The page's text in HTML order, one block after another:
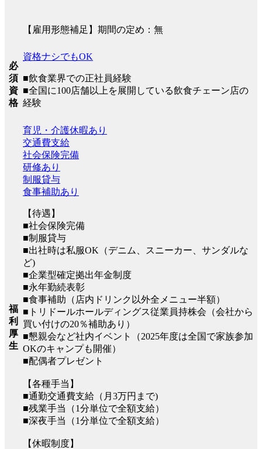
【雇用形態補足】期間の定め：無
必
須
資
格
資格ナシでもOK
■飲食業界での正社員経験
■全国に100店舗以上を展開している飲食チェーン店の
経験
福
利
厚
生
育児・介護休暇あり
交通費支給
社会保険完備
研修あり
制服貸与
食事補助あり
【待遇】
■社会保険完備
■制服貸与
■出社時は私服OK（デニム、スニーカー、サンダルな
ど)
■企業型確定拠出年金制度
■永年勤続表彰
■食事補助（店内ドリンク以外全メニュー半額）
■トリドールホールディングス従業員持株会（会社から
買い付けの20％補助あり）
■懇親会など社内イベント（2025年度は全国で家族参加
OKのキャンプも開催）
■配偶者プレゼント
【各種手当】
■通勤交通費支給（月3万円まで)
■残業手当（1分単位で全額支給）
■深夜手当（1分単位で全額支給）
【休暇制度】